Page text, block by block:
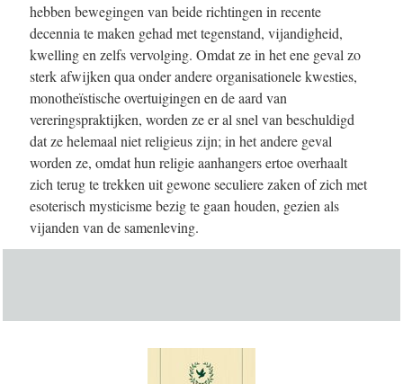
hebben bewegingen van beide richtingen in recente
decennia te maken gehad met tegenstand, vijandigheid,
kwelling en zelfs vervolging. Omdat ze in het ene geval zo
sterk afwijken qua onder andere organisationele kwesties,
monotheïstische overtuigingen en de aard van
vereringspraktijken, worden ze er al snel van beschuldigd
dat ze helemaal niet religieus zijn; in het andere geval
worden ze, omdat hun religie aanhangers ertoe overhaalt
zich terug te trekken uit gewone seculiere zaken of zich met
esoterisch mysticisme bezig te gaan houden, gezien als
vijanden van de samenleving.